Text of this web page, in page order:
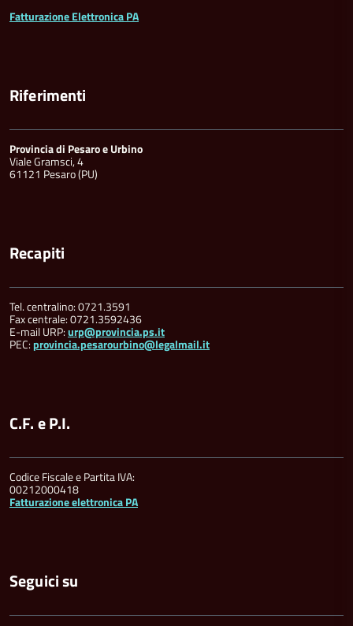
Fatturazione Elettronica PA
Riferimenti
Provincia di Pesaro e Urbino
Viale Gramsci, 4
61121 Pesaro (PU)
Recapiti
Tel. centralino: 0721.3591
Fax centrale: 0721.3592436
E-mail URP:urp@provincia.ps.it
PEC:provincia.pesarourbino@legalmail.it
C.F. e P.I.
Codice Fiscale e Partita IVA:
00212000418
Fatturazione elettronica PA
Seguici su